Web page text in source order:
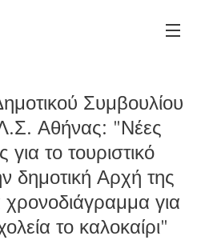
Συμβουλίου
Αθήνας: "Νέες
το τουριστικό
δημοτική Αρχή της
για
το καλοκαίρι"